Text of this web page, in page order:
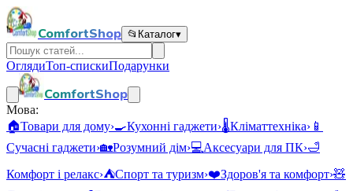
ComfortShop 📂 Каталог▾
ОглядиТоп-спискиПодарунки
ComfortShop
Мова:
🏠Товари для дому›🍳Кухонні гаджети›🌡️Кліматтехніка› 📱
Сучасні гаджети›🏡Розумний дім›💻Аксесуари для ПК›🛁
Комфорт і релакс›⛺Спорт та туризм›❤️Здоров'я та комфорт›🧸